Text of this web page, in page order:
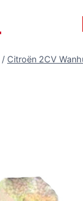
/ Citroën 2CV